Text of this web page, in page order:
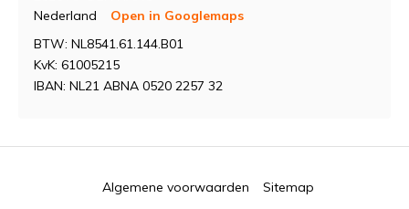
Nederland
Open in Googlemaps
BTW: NL8541.61.144.B01
KvK: 61005215
IBAN: NL21 ABNA 0520 2257 32
Algemene voorwaarden Sitemap